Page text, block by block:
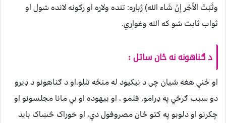
وثَبَتَ الأجْر إنْ شَاء الله) ژباړه: تنده ولاړه او رګونه لانده شول او
ثواب ثابت شو که الله وغواړي.
د ګناهونه نه ځان ساتل :
او ځني هغه شيان چی د نيکيود له منځه تللو،او د ګناهونو د ډيرو
دو سبب ګرځي په ډرامو، فلمو ، او بيهوده او بي مانا مجلسونو او
چکرنو او دلوبو په کتو ځان مصروفول دي، او خوراک څښاک بايد